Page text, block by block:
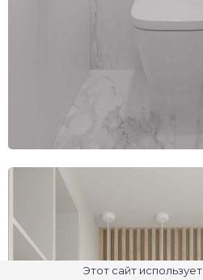
Этот сайт использует